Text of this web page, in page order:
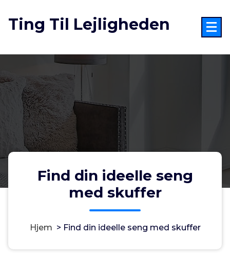
indhold
Ting Til Lejligheden
Find din ideelle seng
med skuffer
Hjem > Find din ideelle seng med skuffer